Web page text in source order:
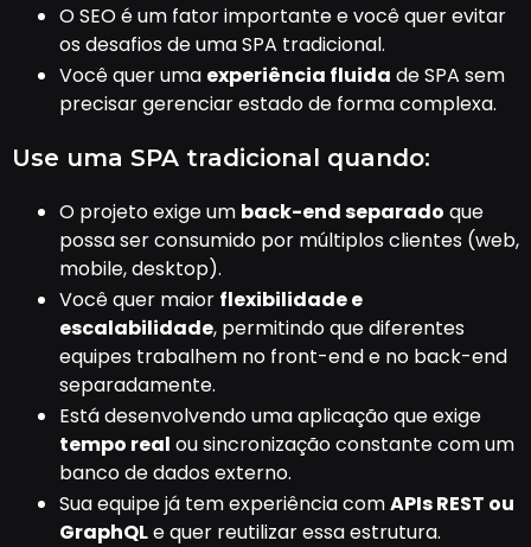
O SEO é um fator importante e você quer evitar
os desafios de uma SPA tradicional.
Você quer uma experiência fluida de SPA sem
precisar gerenciar estado de forma complexa.
Use uma SPA tradicional quando:
O projeto exige um back-end separado que
possa ser consumido por múltiplos clientes (web,
mobile, desktop).
Você quer maior flexibilidade e
escalabilidade, permitindo que diferentes
equipes trabalhem no front-end e no back-end
separadamente.
Está desenvolvendo uma aplicação que exige
tempo real ou sincronização constante com um
banco de dados externo.
Sua equipe já tem experiência comAPIs REST ou
GraphQLe quer reutilizar essa estrutura.